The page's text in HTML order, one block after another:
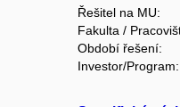
Řešitel na MU:
Fakulta /
Období řešení:
Investor/Program: